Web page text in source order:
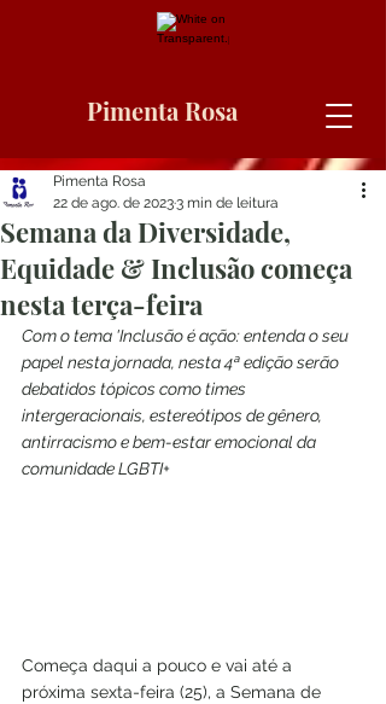
Pimenta Rosa
Semana da Diversidade,
Equidade & Inclusão começa
nesta terça-feira
Pimenta Rosa
22 de ago. de 20233 min de leitura
Com o tema 'Inclusão é ação: entenda o seu
papel nesta jornada, nesta 4ª edição serão
debatidos tópicos como times
intergeracionais, estereótipos de gênero,
antirracismo e bem-estar emocional da
comunidade LGBTI+
Começa daqui a pouco e vai até a
próxima sexta-feira (25), a Semana de